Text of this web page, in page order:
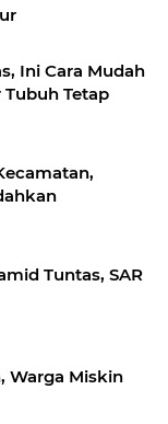
Ini Cara Mudah
Tetap
Tuntas, SAR
Warga Miskin